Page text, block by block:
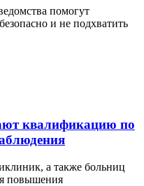
помогут
и не подхватить
квалификацию по
а также больниц
повышения